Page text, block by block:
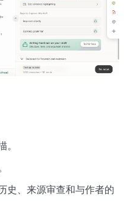
。
史、来源审查和与作者的